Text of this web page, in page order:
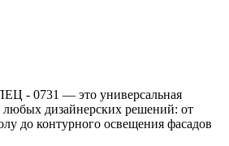
- 0731 — это универсальная
любых дизайнерских решений: от
до контурного освещения фасадов